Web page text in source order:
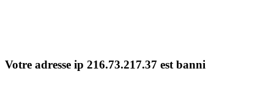
Votre adresse ip 216.73.217.37 est banni